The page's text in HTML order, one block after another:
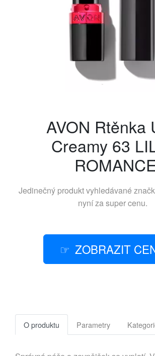
AVON Rtěnka
Creamy 63
Jedinečný produkt vyhledávané
nyní za super cenu.
ZOBRAZIT
O produktu Parametry